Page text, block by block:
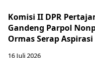
Komisi II DPR
Gandeng Parpol
Ormas Serap
16 Juli 2026